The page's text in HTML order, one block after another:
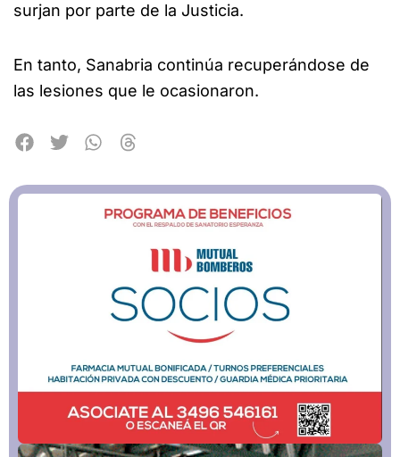
surjan por parte de la Justicia.
En tanto, Sanabria continúa recuperándose de
las lesiones que le ocasionaron.